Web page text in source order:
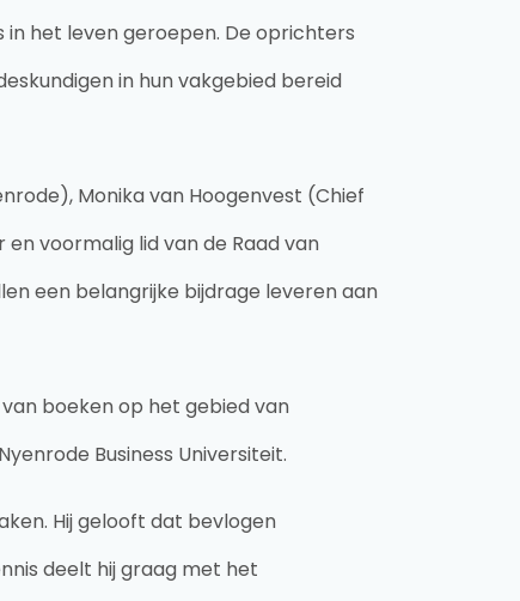
het leven geroepen. De oprichters
in hun vakgebied bereid
Monika van Hoogenvest (Chief
voormalig lid van de Raad van
een belangrijke bijdrage leveren aan
boeken op het gebied van
Business Universiteit.
Hij gelooft dat bevlogen
deelt hij graag met het